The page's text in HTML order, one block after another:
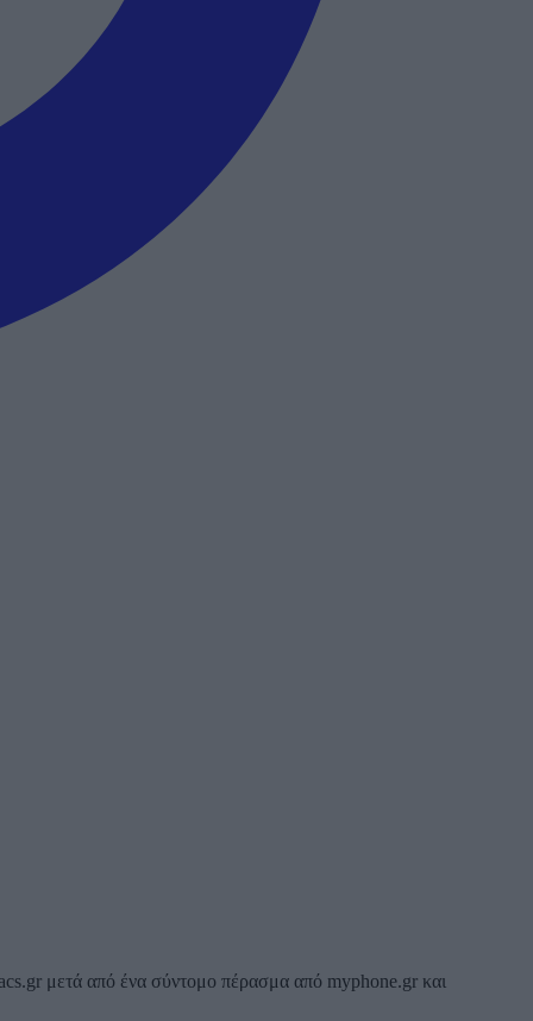
μετά από ένα σύντομο πέρασμα από myphone.gr και